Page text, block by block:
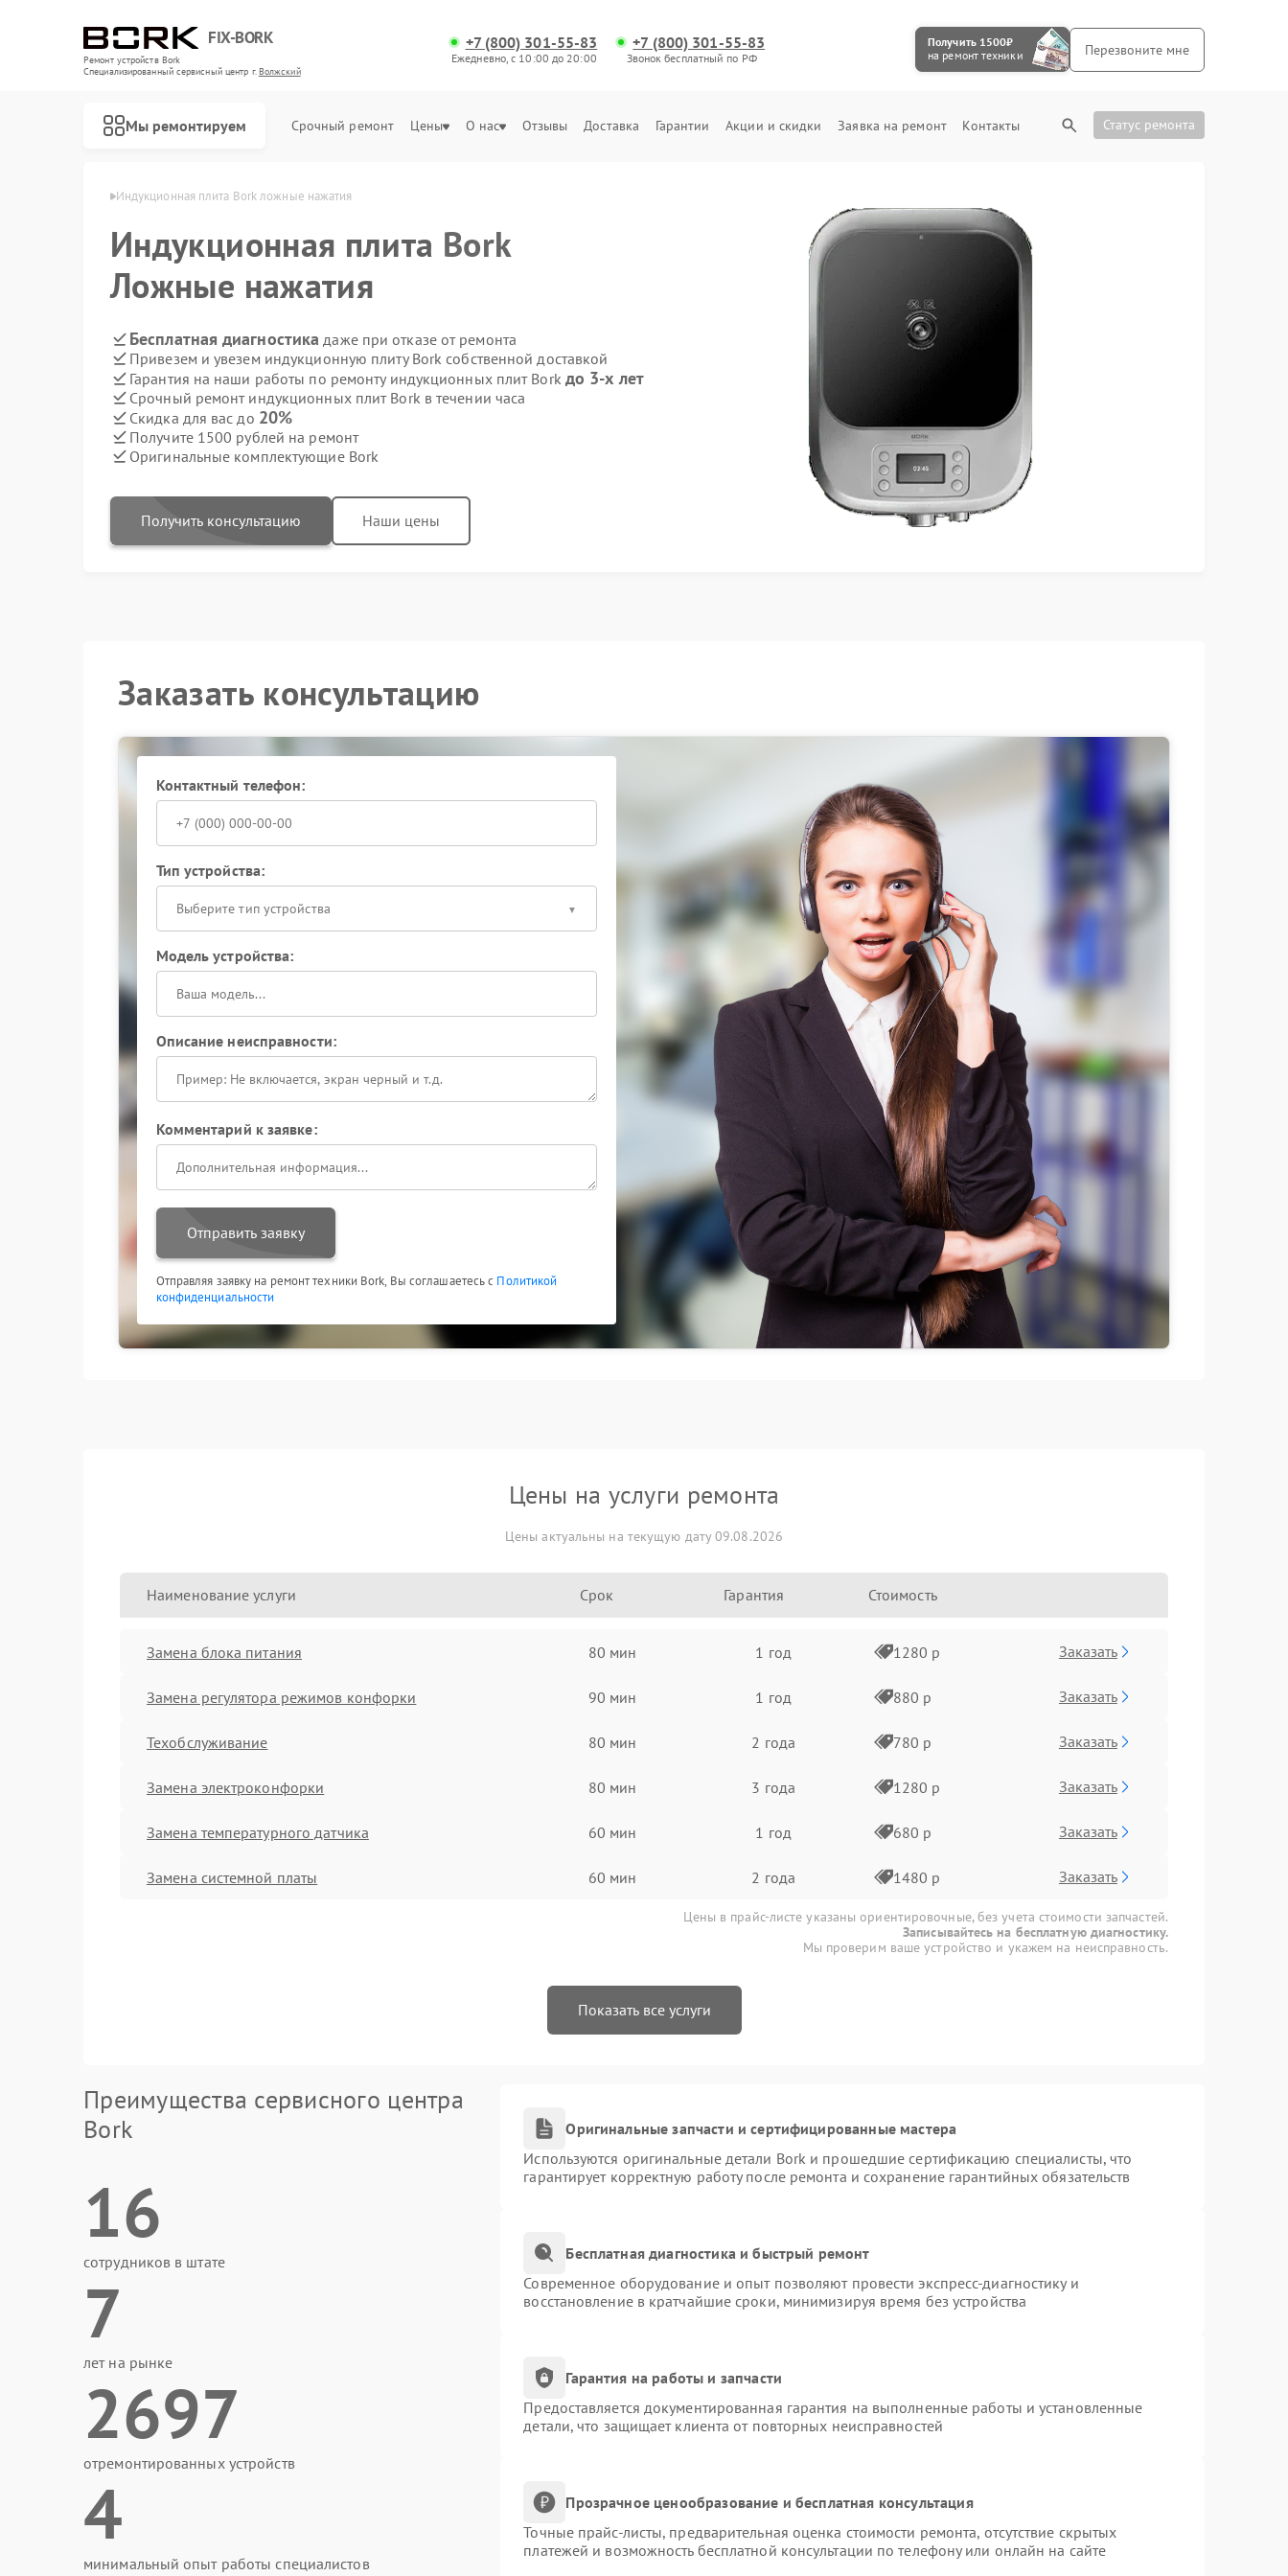
FIX-BORK
Ремонт устройств Bork
Специализированный cервисный центр г.Волжский
+7 (800) 301-55-83
Ежедневно, с 10:00 до 20:00
+7 (800) 301-55-83
Звонок бесплатный по РФ
Получить 1500₽
на ремонт техники
Перезвоните мне
Мы ремонтируем Срочный ремонт Цены О нас Отзывы Доставка Гарантии Акции и скидки Заявка на ремонт Контакты Статус ремонта
Индукционная плита Bork ложные нажатия
Индукционная плита Bork
Ложные нажатия
Бесплатная диагностика даже при отказе от ремонта
Привезем и увезем индукционную плиту Bork собственной доставкой
Гарантия на наши работы по ремонту индукционных плит Bork до 3-х лет
Срочный ремонт индукционных плит Bork в течении часа
Скидка для вас до 20%
Получите 1500 рублей на ремонт
Оригинальные комплектующие Bork
Получить консультацию Наши цены
Заказать консультацию
Контактный телефон:
Тип устройства:
Выберите тип устройства
Модель устройства:
Описание неисправности:
Комментарий к заявке:
Отправить заявку
Отправляя заявку на ремонт техники Bork, Вы соглашаетесь с Политикой
конфиденциальности
Цены на услуги ремонта
Цены актуальны на текущую дату 09.08.2026
Наименование услуги Срок Гарантия Стоимость
Замена блока питания 80 мин 1 год 1280 р Заказать
Замена регулятора режимов конфорки 90 мин 1 год 880 р Заказать
Техобслуживание 80 мин 2 года 780 р Заказать
Замена электроконфорки 80 мин 3 года 1280 р Заказать
Замена температурного датчика 60 мин 1 год 680 р Заказать
Замена системной платы 60 мин 2 года 1480 р Заказать
Цены в прайс-листе указаны ориентировочные, без учета стоимости запчастей.
Записывайтесь на бесплатную диагностику.
Мы проверим ваше устройство и укажем на неисправность.
Показать все услуги
Преимущества сервисного центра
Bork
16
сотрудников в штате
7
лет на рынке
2697
отремонтированных устройств
4
минимальный опыт работы специалистов
Оригинальные запчасти и сертифицированные мастера
Используются оригинальные детали Bork и прошедшие сертификацию специалисты, что
гарантирует корректную работу после ремонта и сохранение гарантийных обязательств
Бесплатная диагностика и быстрый ремонт
Современное оборудование и опыт позволяют провести экспресс-диагностику и
восстановление в кратчайшие сроки, минимизируя время без устройства
Гарантия на работы и запчасти
Предоставляется документированная гарантия на выполненные работы и установленные
детали, что защищает клиента от повторных неисправностей
Прозрачное ценообразование и бесплатная консультация
Точные прайс-листы, предварительная оценка стоимости ремонта, отсутствие скрытых
платежей и возможность бесплатной консультации по телефону или онлайн на сайте